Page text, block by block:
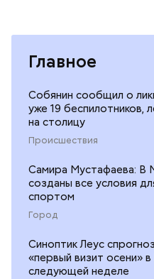
Главное
Собянин сообщил о
уже 19 беспилотников,
на столицу
Происшествия
Самира Мустафаева: В
созданы все условия
спортом
Город
Синоптик Леус
«первый визит осени»
следующей неделе